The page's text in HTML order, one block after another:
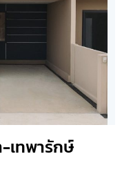
เทพารักษ์